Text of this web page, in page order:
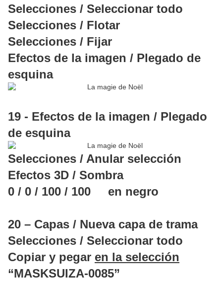
Selecciones / Seleccionar todo
Selecciones / Flotar
Selecciones / Fijar
Efectos de la imagen / Plegado de
esquina
19 - Efectos de la imagen / Plegado
de esquina
Selecciones / Anular selección
Efectos 3D / Sombra
0 / 0 / 100 / 100 en negro
20 – Capas / Nueva capa de trama
Selecciones / Seleccionar todo
Copiar y pegar en la selección
“MASKSUIZA-0085”